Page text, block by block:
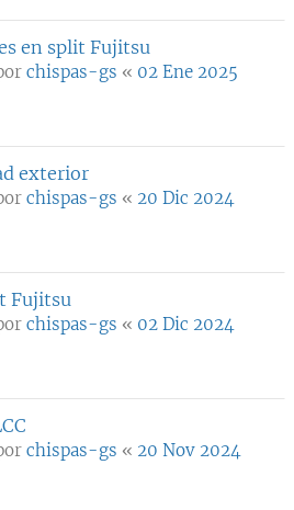
en split Fujitsu
chispas-gs « 02 Ene 2025
exterior
chispas-gs « 20 Dic 2024
Fujitsu
chispas-gs « 02 Dic 2024
chispas-gs « 20 Nov 2024